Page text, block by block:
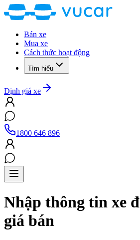
Bán xe
Mua xe
Cách thức hoạt động
Tìm hiểu
Định giá xe
1800 646 896
Nhập thông tin xe
giá bán